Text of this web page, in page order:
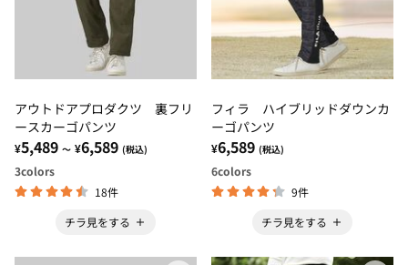
アウトドアプロダクツ 裏フリ
ースカーゴパンツ
¥5,489 ～ ¥6,589 (税込)
3colors
18件
チラ見をする
フィラ ハイブリッドダウンカ
ーゴパンツ
¥6,589 (税込)
6colors
9件
チラ見をする